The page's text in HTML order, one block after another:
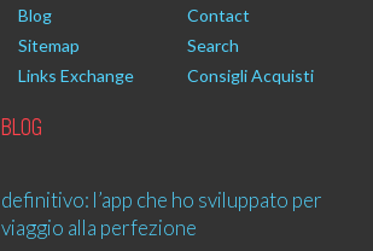
Blog
Contact
Sitemap
Search
Links Exchange Consigli Acquisti
l’app che ho sviluppato per
alla perfezione